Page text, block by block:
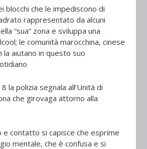
blocchi che le impediscono di
rappresentato da alcuni
“sua” zona e sviluppa una
le comunità marocchina, cinese
la aiutano in questo suo
la polizia segnala all’Unità di
che girovaga attorno alla
e contatto si capisce che esprime
mentale, che è confusa e si